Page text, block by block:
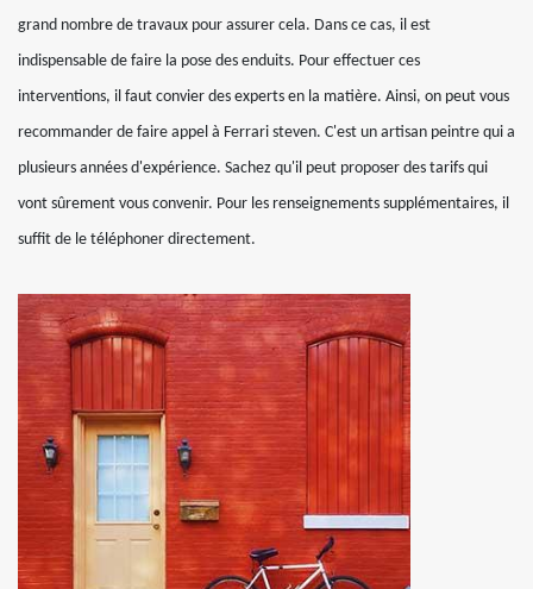
grand nombre de travaux pour assurer cela. Dans ce cas, il est
indispensable de faire la pose des enduits. Pour effectuer ces
interventions, il faut convier des experts en la matière. Ainsi, on peut vous
recommander de faire appel à Ferrari steven. C'est un artisan peintre qui a
plusieurs années d'expérience. Sachez qu'il peut proposer des tarifs qui
vont sûrement vous convenir. Pour les renseignements supplémentaires, il
suffit de le téléphoner directement.